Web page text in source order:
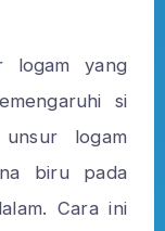
logam yang
si
logam
biru pada
Cara ini